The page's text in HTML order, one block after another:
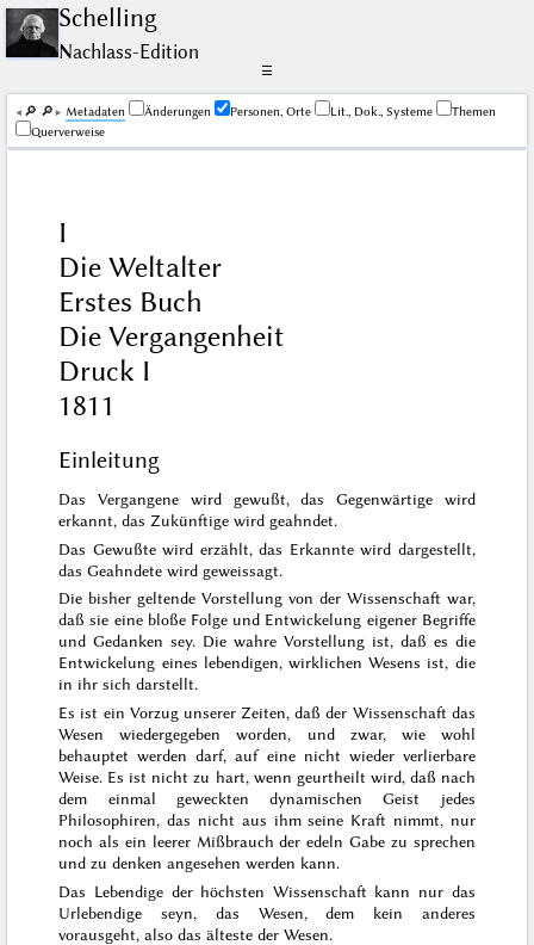
Schelling
Nachlass-Edition
☰
🔎︎ 🔎︎ Me­ta­da­ten Änderungen Personen, Orte Lit., Dok., Systeme
Themen
Querverweise
I
Die Weltalter
Erstes Buch
Die Vergangenheit
Druck I
1811
Einleitung
Das Vergangene wird gewußt, das Gegenwärtige wird
erkannt, das Zukünftige wird geahndet.
Das Gewußte wird erzählt, das Erkannte wird dargestellt,
das Geahndete wird geweissagt.
Die bisher geltende Vorstellung von der Wissenschaft war,
daß sie eine bloße Folge und Entwickelung eigener Begriffe
und Gedanken sey. Die wahre Vorstellung ist, daß es die
Entwickelung eines lebendigen, wirklichen Wesens ist, die
in ihr sich darstellt.
Es ist ein Vorzug unserer Zeiten, daß der Wissenschaft das
Wesen wiedergegeben worden, und zwar, wie wohl
behauptet werden darf, auf eine nicht wieder verlierbare
Weise. Es ist nicht zu hart, wenn geurtheilt wird, daß nach
dem einmal geweckten dynamischen Geist jedes
Philosophiren, das nicht aus ihm seine Kraft nimmt, nur
noch als ein leerer Mißbrauch der edeln Gabe zu sprechen
und zu denken angesehen werden kann.
Das Lebendige der höchsten Wissenschaft kann nur das
Urlebendige seyn, das Wesen, dem kein anderes
vorausgeht, also das älteste der Wesen.